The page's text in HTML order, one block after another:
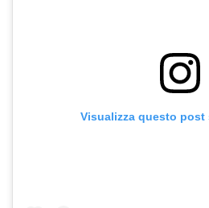
Visualizza questo post